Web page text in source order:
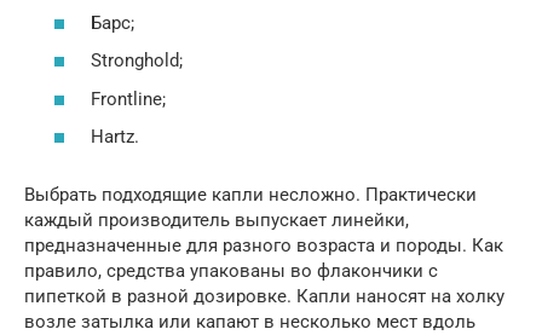
Барс;
Stronghold;
Frontline;
Hartz.
Выбрать подходящие капли несложно. Практически
каждый производитель выпускает линейки,
предназначенные для разного возраста и породы. Как
правило, средства упакованы во флакончики с
пипеткой в разной дозировке. Капли наносят на холку
возле затылка или капают в несколько мест вдоль